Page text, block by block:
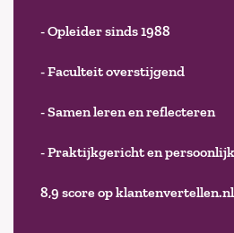
- Opleider sinds 1988
- Faculteit overstijgend
- Samen leren en reflecteren
- Praktijkgericht en persoonlijk
8,9 score op klantenvertellen.nl